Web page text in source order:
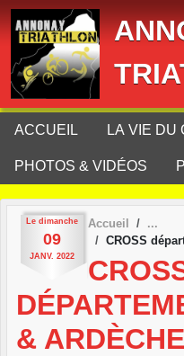
ACCUEIL LA VIE DU
PHOTOS & VIDÉOS
Le dimanche
09
JANV. 2022
Accueil
CROSS
& ARDÈCHE
Panneau de gestion des